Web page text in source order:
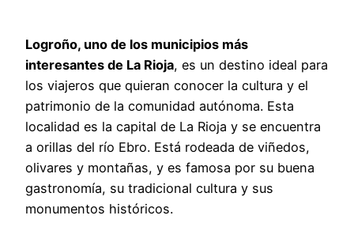
Logroño, uno de los municipios más
interesantes de La Rioja, es un destino ideal para
los viajeros que quieran conocer la cultura y el
patrimonio de la comunidad autónoma. Esta
localidad es la capital de La Rioja y se encuentra
a orillas del río Ebro. Está rodeada de viñedos,
olivares y montañas, y es famosa por su buena
gastronomía, su tradicional cultura y sus
monumentos históricos.